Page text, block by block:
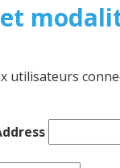
utilisateurs